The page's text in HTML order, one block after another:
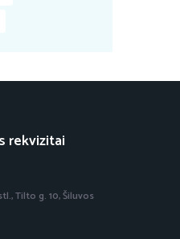
rekvizitai
Tilto g. 10, Šiluvos